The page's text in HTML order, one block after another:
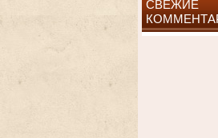
СВЕЖИЕ